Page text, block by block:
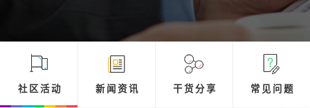
社 区 活 动 新 闻 资 讯 干 货 分 享 常 见 问 题